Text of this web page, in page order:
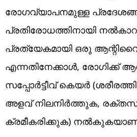
രോഗവ്യാപനമുള്ള
പ്രതിരോധത്തിനായി
പ്രത്യേകമായി ഒരു
എന്നതിനേക്കാൾ, രോഗിക്ക്
സപ്പോർട്ടീവ് കെയർ
അളവ് നിലനിർത്തുക,
ക്രമീകരിക്കുക)